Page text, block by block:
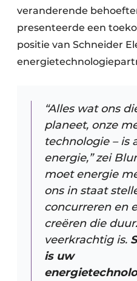
veranderende
presenteerde een
positie van Schneider
“Alles wat ons
planeet, onze
technologie – is
energie,” zei
moet energie
ons in staat
concurreren en
creëren die
veerkrachtig is.
is uw